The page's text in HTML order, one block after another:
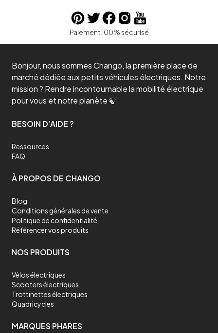
Paiement 100% sécurisé
Bonjour, nous sommes Chango, la première place de
marché dédiée aux petits véhicules électriques. Notre
mission ? Rendre incontournable la mobilité électrique
pour vous et notre planète 🍃
BESOIN D’AIDE ?
Ressources
FAQ
À PROPOS DE CHANGO
Blog
Conditions générales de vente
Politique de confidentialité
Référencer vos produits
NOS PRODUITS
Vélos électriques
Scooters électriques
Trottinettes électriques
Quadricycles
MARQUES PHARES